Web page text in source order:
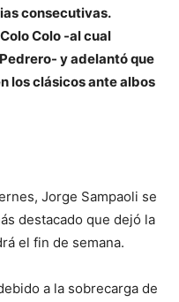
consecutivas.
Colo -al cual
y adelantó que
los clásicos ante albos
Jorge Sampaoli se
destacado que dejó la
el fin de semana.
a la sobrecarga de